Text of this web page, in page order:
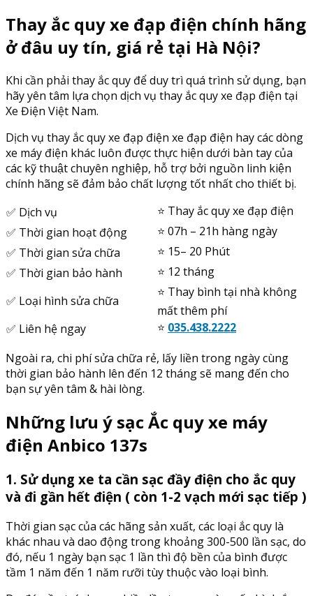
Thay ắc quy xe đạp điện chính hãng
ở đâu uy tín, giá rẻ tại Hà Nội?
Khi cần phải thay ắc quy để duy trì quá trình sử dụng, bạn
hãy yên tâm lựa chọn dịch vụ thay ắc quy xe đạp điện tại
Xe Điện Việt Nam.
Dịch vụ thay ắc quy xe đạp điện xe đạp điện hay các dòng
xe máy điện khác luôn được thực hiện dưới bàn tay của
các kỹ thuật chuyên nghiệp, hỗ trợ bởi nguồn linh kiện
chính hãng sẽ đảm bảo chất lượng tốt nhất cho thiết bị.
✅ Dịch vụ
⭐️ Thay ắc quy xe đạp điện
✅ Thời gian hoạt động
⭐️ 07h – 21h hàng ngày
✅ Thời gian sửa chữa
⭐️ 15– 20 Phút
✅ Thời gian bảo hành
⭐️ 12 tháng
✅ Loại hình sửa chữa
⭐️ Thay bình tại nhà không
mất thêm phí
✅ Liên hệ ngay
⭐️ 035.438.2222
Ngoài ra, chi phí sửa chữa rẻ, lấy liền trong ngày cùng
thời gian bảo hành lên đến 12 tháng sẽ mang đến cho
bạn sự yên tâm & hài lòng.
Những lưu ý sạc Ắc quy xe máy
điện Anbico 137s
1. Sử dụng xe ta cần sạc đầy điện cho ắc quy
và đi gần hết điện ( còn 1-2 vạch mới sạc tiếp )
Thời gian sạc của các hãng sản xuất, các loại ắc quy là
khác nhau và dao động trong khoảng 300-500 lần sạc, do
đó, nếu 1 ngày bạn sạc 1 lần thì độ bền của bình được
tầm 1 năm đến 1 năm rưỡi tùy thuộc vào loại bình.